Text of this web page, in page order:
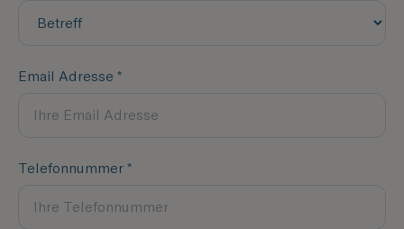
Email Adresse *
Telefonnummer *